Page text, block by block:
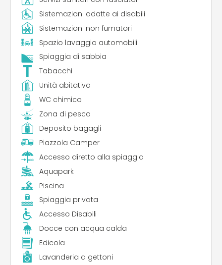
Sistemazioni adatte ai disabili
Sistemazioni non fumatori
Spazio lavaggio automobili
Spiaggia di sabbia
Tabacchi
Unità abitativa
WC chimico
Zona di pesca
Deposito bagagli
Piazzola Camper
Accesso diretto alla spiaggia
Aquapark
Piscina
Spiaggia privata
Accesso Disabili
Docce con acqua calda
Edicola
Lavanderia a gettoni